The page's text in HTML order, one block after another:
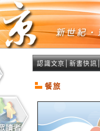
認識文京 新書快訊
餐旅